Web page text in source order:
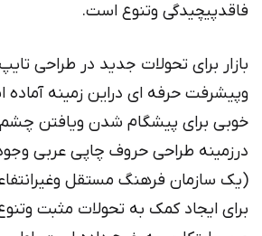
فاقدپیچیدگی وتنوع است.
بازار برای تحولات جدید در طراحی
وپیشرفت حرفه ای دراین زمینه
خوبی برای پیشگام شدن ویافتن چشم
درزمینه طراحی حروف چاپی عربی
(یک سازمان فرهنگ مستقل
برای ایجاد کمک به تحولات مثبت